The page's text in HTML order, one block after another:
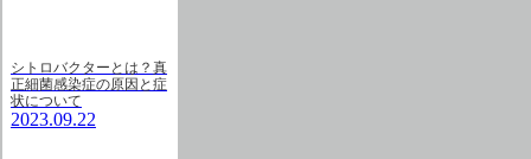
シトロバクターとは？真
正細菌感染症の原因と症
状について
2023.09.22